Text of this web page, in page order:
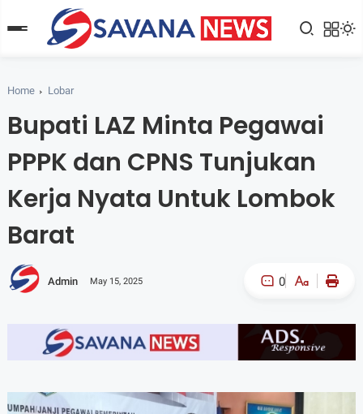
Home Lobar
Bupati LAZ Minta Pegawai
PPPK dan CPNS Tunjukan
Kerja Nyata Untuk Lombok
Barat
Admin May 15, 2025 0
A- A+